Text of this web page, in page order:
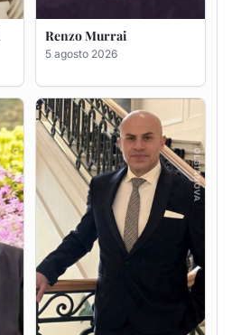
Giuseppe Saba
5 agosto 2026